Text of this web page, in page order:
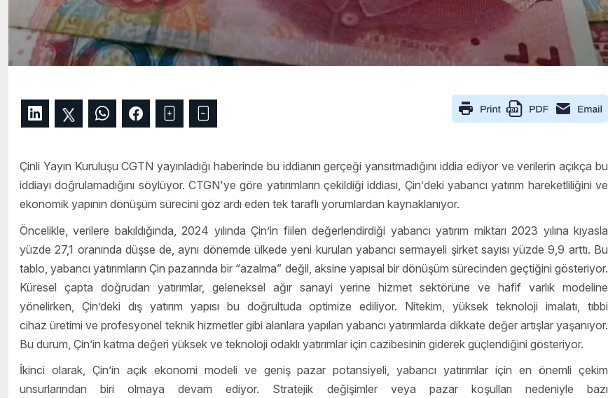
Çinli Yayın Kuruluşu CGTN yayınladığı haberinde bu iddianın gerçeği yansıtmadığını iddia ediyor ve verilerin açıkça bu
iddiayı doğrulamadığını söylüyor. CTGN'ye göre yatırımların çekildiği iddiası, Çin’deki yabancı yatırım hareketliliğini ve
ekonomik yapının dönüşüm sürecini göz ardı eden tek taraflı yorumlardan kaynaklanıyor.
Öncelikle, verilere bakıldığında, 2024 yılında Çin’in fiilen değerlendirdiği yabancı yatırım miktarı 2023 yılına kıyasla
yüzde 27,1 oranında düşse de, aynı dönemde ülkede yeni kurulan yabancı sermayeli şirket sayısı yüzde 9,9 arttı. Bu
tablo, yabancı yatırımların Çin pazarında bir “azalma” değil, aksine yapısal bir dönüşüm sürecinden geçtiğini gösteriyor.
Küresel çapta doğrudan yatırımlar, geleneksel ağır sanayi yerine hizmet sektörüne ve hafif varlık modeline
yönelirken, Çin’deki dış yatırım yapısı bu doğrultuda optimize ediliyor. Nitekim, yüksek teknoloji imalatı, tıbbi
cihaz üretimi ve profesyonel teknik hizmetler gibi alanlara yapılan yabancı yatırımlarda dikkate değer artışlar yaşanıyor.
Bu durum, Çin’in katma değeri yüksek ve teknoloji odaklı yatırımlar için cazibesinin giderek güçlendiğini gösteriyor.
İkinci olarak, Çin’in açık ekonomi modeli ve geniş pazar potansiyeli, yabancı yatırımlar için en önemli çekim
unsurlarından biri olmaya devam ediyor. Stratejik değişimler veya pazar koşulları nedeniyle bazı